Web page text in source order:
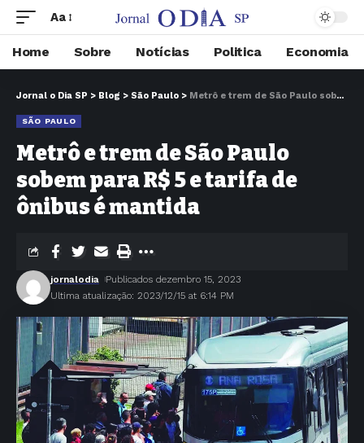
Aa
Home Sobre Notícias Politica Economia
Jornal o Dia SP > Blog > São Paulo > Metrô e trem de São Paulo sobem para R$ 5 e tarifa de ônibus é mantida
SÃO PAULO
Metrô e trem de São Paulo
sobem para R$ 5 e tarifa de
ônibus é mantida
Ultima atualização: 2023/12/15 at 6:14 PM
jornalodia Publicados dezembro 15, 2023